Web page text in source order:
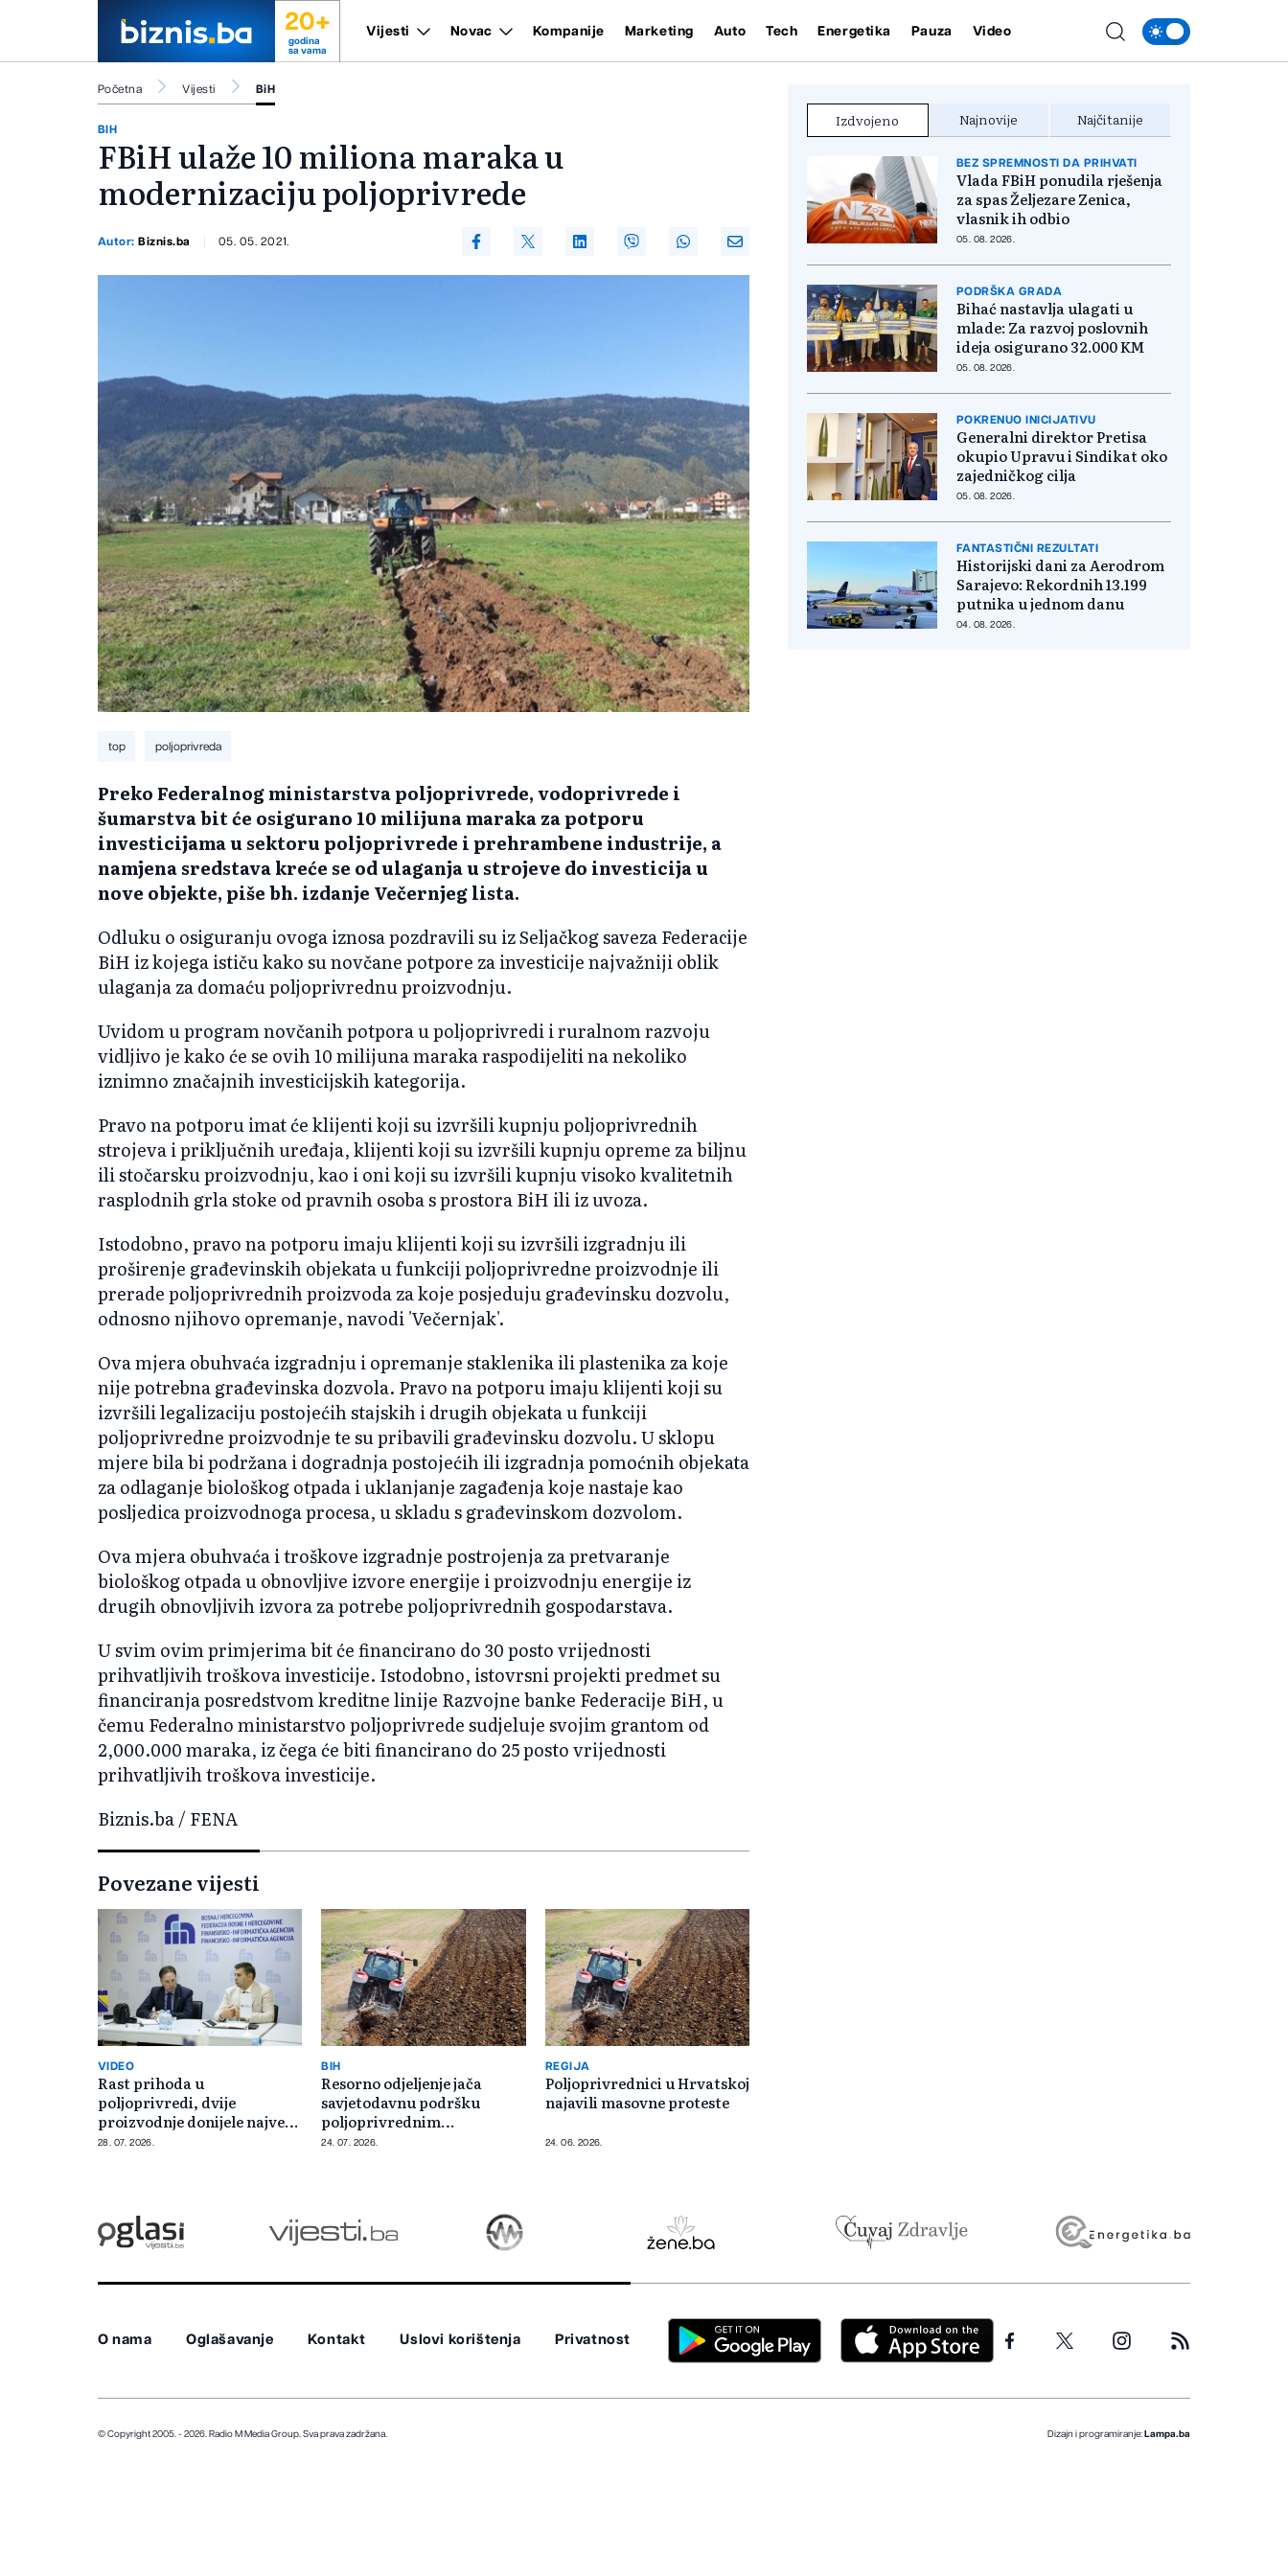
20+
godina
sa vama
Vijesti Novac Kompanije Marketing Auto Tech Energetika Pauza Video
Početna Vijesti BiH
BIH
FBiH ulaže 10 miliona maraka u
modernizaciju poljoprivrede
Autor:Biznis.ba 05. 05. 2021.
top poljoprivreda
Preko Federalnog ministarstva poljoprivrede, vodoprivrede i
šumarstva bit će osigurano 10 milijuna maraka za potporu
investicijama u sektoru poljoprivrede i prehrambene industrije, a
namjena sredstava kreće se od ulaganja u strojeve do investicija u
nove objekte, piše bh. izdanje Večernjeg lista.
Odluku o osiguranju ovoga iznosa pozdravili su iz Seljačkog saveza Federacije
BiH iz kojega ističu kako su novčane potpore za investicije najvažniji oblik
ulaganja za domaću poljoprivrednu proizvodnju.
Uvidom u program novčanih potpora u poljoprivredi i ruralnom razvoju
vidljivo je kako će se ovih 10 milijuna maraka raspodijeliti na nekoliko
iznimno značajnih investicijskih kategorija.
Pravo na potporu imat će klijenti koji su izvršili kupnju poljoprivrednih
strojeva i priključnih uređaja, klijenti koji su izvršili kupnju opreme za biljnu
ili stočarsku proizvodnju, kao i oni koji su izvršili kupnju visoko kvalitetnih
rasplodnih grla stoke od pravnih osoba s prostora BiH ili iz uvoza.
Istodobno, pravo na potporu imaju klijenti koji su izvršili izgradnju ili
proširenje građevinskih objekata u funkciji poljoprivredne proizvodnje ili
prerade poljoprivrednih proizvoda za koje posjeduju građevinsku dozvolu,
odnosno njihovo opremanje, navodi 'Večernjak'.
Ova mjera obuhvaća izgradnju i opremanje staklenika ili plastenika za koje
nije potrebna građevinska dozvola. Pravo na potporu imaju klijenti koji su
izvršili legalizaciju postojećih stajskih i drugih objekata u funkciji
poljoprivredne proizvodnje te su pribavili građevinsku dozvolu. U sklopu
mjere bila bi podržana i dogradnja postojećih ili izgradnja pomoćnih objekata
za odlaganje biološkog otpada i uklanjanje zagađenja koje nastaje kao
posljedica proizvodnoga procesa, u skladu s građevinskom dozvolom.
Ova mjera obuhvaća i troškove izgradnje postrojenja za pretvaranje
biološkog otpada u obnovljive izvore energije i proizvodnju energije iz
drugih obnovljivih izvora za potrebe poljoprivrednih gospodarstava.
U svim ovim primjerima bit će financirano do 30 posto vrijednosti
prihvatljivih troškova investicije. Istodobno, istovrsni projekti predmet su
financiranja posredstvom kreditne linije Razvojne banke Federacije BiH, u
čemu Federalno ministarstvo poljoprivrede sudjeluje svojim grantom od
2,000.000 maraka, iz čega će biti financirano do 25 posto vrijednosti
prihvatljivih troškova investicije.
Biznis.ba / FENA
Povezane vijesti
VIDEO
Rast prihoda u
poljoprivredi, dvije
proizvodnje donijele najveću
zaradu
28. 07. 2026.
BIH
Resorno odjeljenje jača
savjetodavnu podršku
poljoprivrednim
proizvođačima u Brčko
24. 07. 2026.
REGIJA
Poljoprivrednici u Hrvatskoj
najavili masovne proteste
24. 06. 2026.
Izdvojeno Najnovije Najčitanije
BEZ SPREMNOSTI DA PRIHVATI
Vlada FBiH ponudila rješenja
za spas Željezare Zenica,
vlasnik ih odbio
05. 08. 2026.
PODRŠKA GRADA
Bihać nastavlja ulagati u
mlade: Za razvoj poslovnih
ideja osigurano 32.000 KM
05. 08. 2026.
POKRENUO INICIJATIVU
Generalni direktor Pretisa
okupio Upravu i Sindikat oko
zajedničkog cilja
05. 08. 2026.
FANTASTIČNI REZULTATI
Historijski dani za Aerodrom
Sarajevo: Rekordnih 13.199
putnika u jednom danu
04. 08. 2026.
O nama Oglašavanje Kontakt Uslovi korištenja Privatnost
© Copyright 2005. - 2026. Radio M Media Group. Sva prava zadržana. Dizajn i programiranje: Lampa.ba